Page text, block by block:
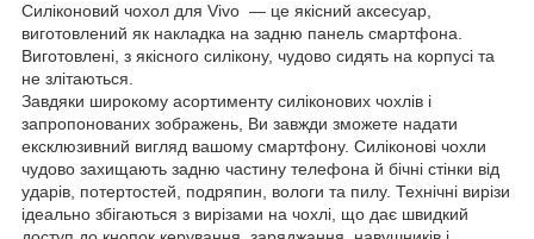
Силіконовий чохол для Vivo — це якісний аксесуар,
виготовлений як накладка на задню панель смартфона.
Виготовлені, з якісного силікону, чудово сидять на корпусі та
не злітаються.
Завдяки широкому асортименту силіконових чохлів і
запропонованих зображень, Ви завжди зможете надати
ексклюзивний вигляд вашому смартфону. Силіконові чохли
чудово захищають задню частину телефона й бічні стінки від
ударів, потертостей, подряпин, вологи та пилу. Технічні вирізи
ідеально збігаються з вирізами на чохлі, що дає швидкий